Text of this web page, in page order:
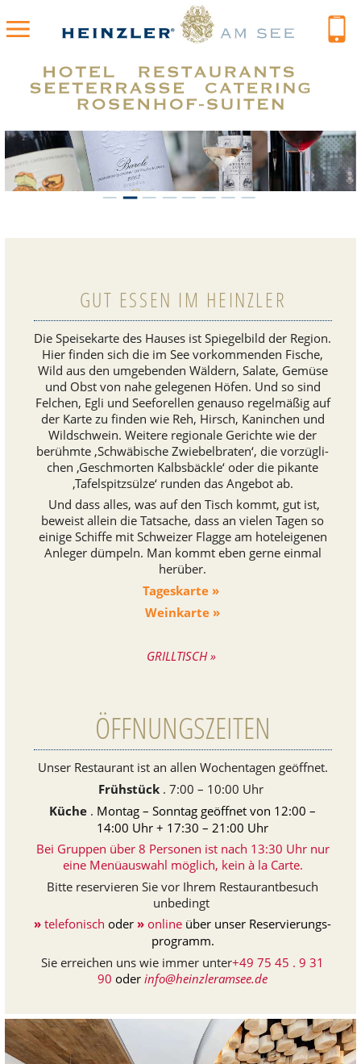
GUT ESSEN IM HEINZLER
Die Spei­se­karte des Hauses ist Spie­gel­bild der Region.
Hier finden sich die im See vor­kom­men­den Fische,
Wild aus den umge­ben­den Wäldern, Salate, Gemüse
und Obst von nahe gele­ge­nen Höfen. Und so sind
Felchen, Egli und See­fo­rel­len genauso regel­mä­ßig auf
der Karte zu finden wie Reh, Hirsch, Kanin­chen und
Wild­schwein.Weitere regio­nale Gerichte wie der
berühmte ‚Schwä­bi­sche Zwie­bel­bra­ten‘, die vor­züg­li­
chen ‚Geschmor­ten Kalbs­bäckle‘oder die pikante
‚Tafel­spitz­sülze‘ runden das Angebot ab.
Und dass alles, was auf den Tisch kommt, gut ist,
beweist allein die Tat­sa­che, dass an vielen Tagen so
einige Schiffe mit Schwei­zer Flagge am hotel­ei­ge­nen
Anleger dümpeln. Man kommt eben gerne einmal
herüber.
Tages­karte »
Wein­karte »
GRILL­TISCH »
ÖFFNUNGSZEITEN
Unser Restau­rant ist an allen Wochen­ta­gen geöff­net.
Früh­stück . 7:00 – 10:00 Uhr
Küche . Montag – Sonntag geöff­net von 12:00 –
14:00 Uhr + 17:30 – 21:00 Uhr
Bei Gruppen über 8 Per­so­nen ist nach 13:30 Uhr nur
eine Menüaus­wahl möglich, kein à la Carte.
Bitte reser­vie­ren Sie vor Ihrem Restau­rant­be­such
unbe­dingt
» tele­fo­nisch oder » online über unser Reser­vie­rungs­
pro­gramm.
Sie errei­chen uns wie immer unter+49 75 45 . 9 31
90 oderinfo@​heinzleramsee.​de